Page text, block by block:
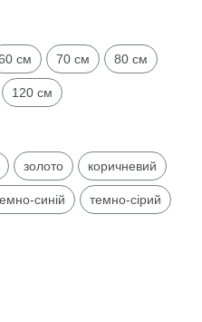
см 70 см 80 см
120 см
золото коричневий
синій темно-сірий